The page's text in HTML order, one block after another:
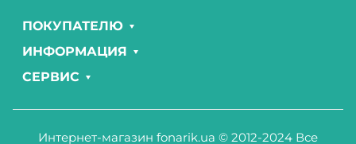
ПОКУПАТЕЛЮ
ИНФОРМАЦИЯ
СЕРВИС
Интернет-магазин fonarik.ua © 2012-2024 Все